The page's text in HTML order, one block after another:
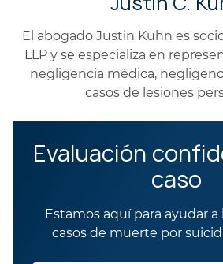
El abogado Justin Kuhn es
LLP y se especializa en
negligencia médica,
casos de lesiones
Evaluación
caso
Estamos aquí para ayudar a
casos de muerte por